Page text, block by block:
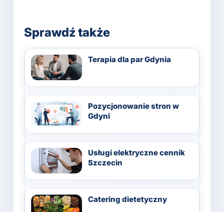
Sprawdź także
Terapia dla par Gdynia
Pozycjonowanie stron w
Gdyni
Usługi elektryczne cennik
Szczecin
Catering dietetyczny